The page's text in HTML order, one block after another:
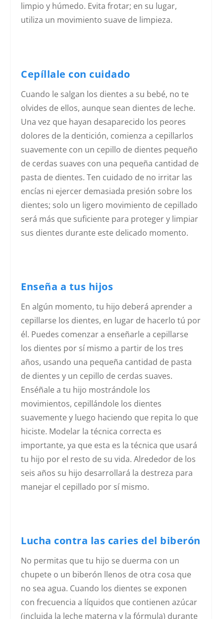
limpio y húmedo. Evita frotar; en su lugar,
utiliza un movimiento suave de limpieza.
Cepíllale con cuidado
Cuando le salgan los dientes a su bebé, no te
olvides de ellos, aunque sean dientes de leche.
Una vez que hayan desaparecido los peores
dolores de la dentición, comienza a cepillarlos
suavemente con un cepillo de dientes pequeño
de cerdas suaves con una pequeña cantidad de
pasta de dientes. Ten cuidado de no irritar las
encías ni ejercer demasiada presión sobre los
dientes; solo un ligero movimiento de cepillado
será más que suficiente para proteger y limpiar
sus dientes durante este delicado momento.
Enseña a tus hijos
En algún momento, tu hijo deberá aprender a
cepillarse los dientes, en lugar de hacerlo tú por
él. Puedes comenzar a enseñarle a cepillarse
los dientes por sí mismo a partir de los tres
años, usando una pequeña cantidad de pasta
de dientes y un cepillo de cerdas suaves.
Enséñale a tu hijo mostrándole los
movimientos, cepillándole los dientes
suavemente y luego haciendo que repita lo que
hiciste. Modelar la técnica correcta es
importante, ya que esta es la técnica que usará
tu hijo por el resto de su vida. Alrededor de los
seis años su hijo desarrollará la destreza para
manejar el cepillado por sí mismo.
Lucha contra las caries del biberón
No permitas que tu hijo se duerma con un
chupete o un biberón llenos de otra cosa que
no sea agua. Cuando los dientes se exponen
con frecuencia a líquidos que contienen azúcar
(incluida la leche materna y la fórmula) durante